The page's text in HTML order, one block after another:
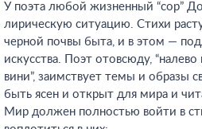
У поэта любой жизненный “сор”
лирическую ситуацию. Стихи
черной почвы быта, и в этом —
искусства. Поэт отовсюду, “налево
вини”, заимствует темы и образы
быть ясен и открыт для мира и
Мир должен полностью войти в